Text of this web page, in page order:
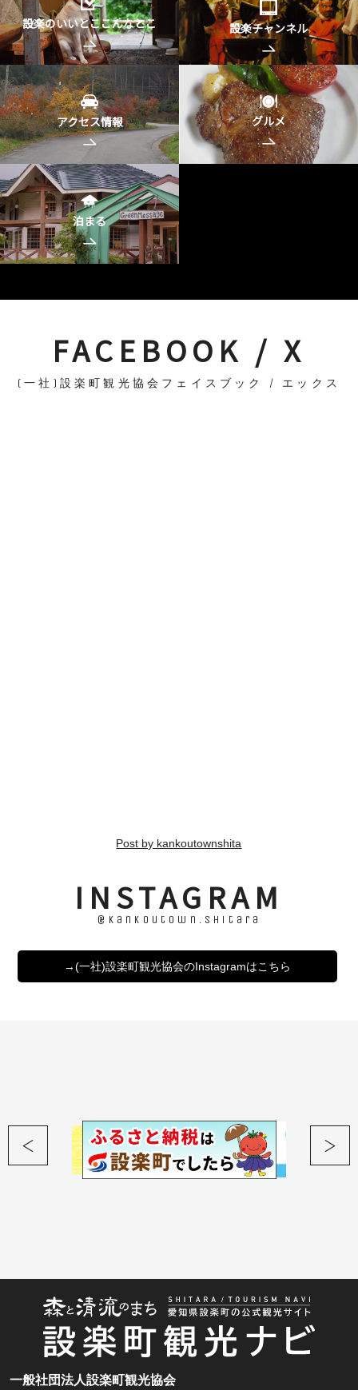
設楽のいいとここんなとこ 設楽チャンネル
アクセス情報 グルメ
泊まる
FACEBOOK / X
(一社)設楽町観光協会フェイスブック / エックス
Post by kankoutownshita
INSTAGRAM
@kankoutown.shitara
→(一社)設楽町観光協会のInstagramはこちら
一般社団法人設楽町観光協会